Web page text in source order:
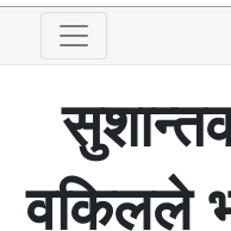
वकिलले